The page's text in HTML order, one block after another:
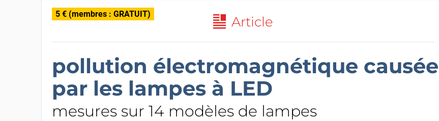
5 € (membres : GRATUIT) Article
pollution électromagnétique causée
par les lampes à LED
mesures sur 14 modèles de lampes